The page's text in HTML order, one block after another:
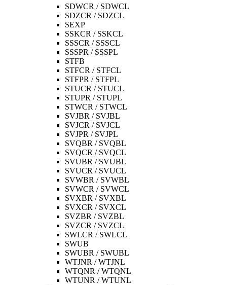
SDWCR / SDWCL
SDZCR / SDZCL
SEXP
SSKCR / SSKCL
SSSCR / SSSCL
SSSPR / SSSPL
STFB
STFCR / STFCL
STFPR / STFPL
STUCR / STUCL
STUPR / STUPL
STWCR / STWCL
SVJBR / SVJBL
SVJCR / SVJCL
SVJPR / SVJPL
SVQBR / SVQBL
SVQCR / SVQCL
SVUBR / SVUBL
SVUCR / SVUCL
SVWBR / SVWBL
SVWCR / SVWCL
SVXBR / SVXBL
SVXCR / SVXCL
SVZBR / SVZBL
SVZCR / SVZCL
SWLCR / SWLCL
SWUB
SWUBR / SWUBL
WTJNR / WTJNL
WTQNR / WTQNL
WTUNR / WTUNL